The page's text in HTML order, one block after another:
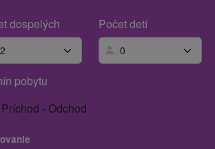
dospelých
Počet detí
pobytu
Príchod - Odchod